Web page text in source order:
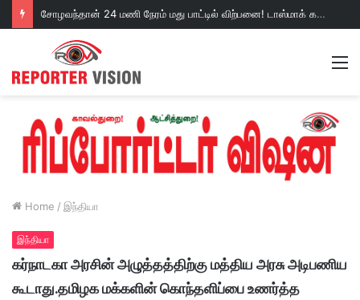
வாடிப்பட்டியில் துரத்தி துரத்தி கடித்து அச்சுறுத்தி வரும் விஷப் பூச்சிகள்!வலியால் துடிக்கும் குழந்தைகள் அதிர்ச்சி வீடியோ!
நடவடிக்கை எடுப்பாரா மதுரை மண்டலம் மேலாளர்!
Home / இந்தியா
இந்தியா
கர்நாடகா அரசின் அழுத்தத்திற்கு மத்திய அரசு அடிபணிய
கூடாது.தமிழக மக்களின் கொந்தளிப்பை உணர்த்த